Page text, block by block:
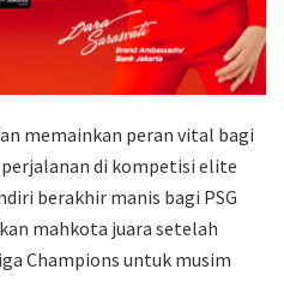
memainkan peran vital bagi
di kompetisi elite
berakhir manis bagi PSG
mahkota juara setelah
Champions untuk musim